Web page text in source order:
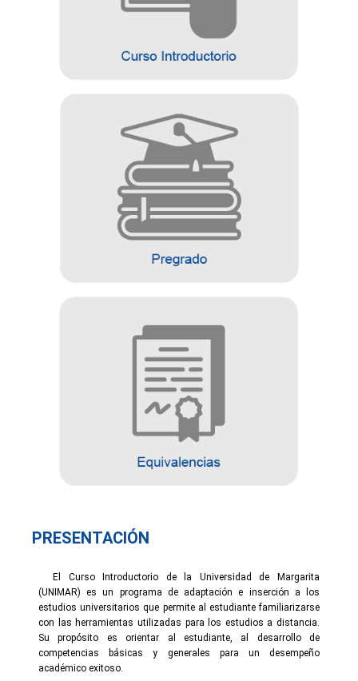
PRESENTACIÓN
El Curso Introductorio de la Universidad de Margarita
(UNIMAR) es un programa de adaptación e inserción a los
estudios universitarios que permite al estudiante familiarizarse
con las herramientas utilizadas para los estudios a distancia.
Su propósito es orientar al estudiante, al desarrollo de
competencias básicas y generales para un desempeño
académico exitoso.